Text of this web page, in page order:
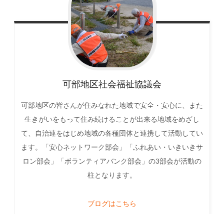
可部地区社会福祉協議会
可部地区の皆さんが住みなれた地域で安全・安心に、また
生きがいをもって住み続けることが出来る地域をめざし
て、自治連をはじめ地域の各種団体と連携して活動してい
ます。「安心ネットワーク部会」「ふれあい・いきいきサ
ロン部会」「ボランティアバンク部会」の3部会が活動の
柱となります。
ブログはこちら